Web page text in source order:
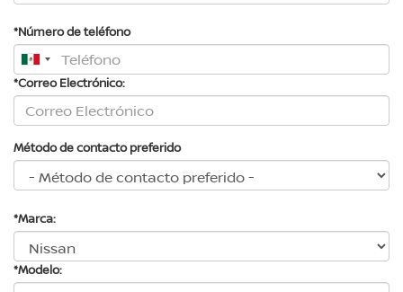
*Número de teléfono
*Correo Electrónico:
Método de contacto preferido
*Marca:
*Modelo: